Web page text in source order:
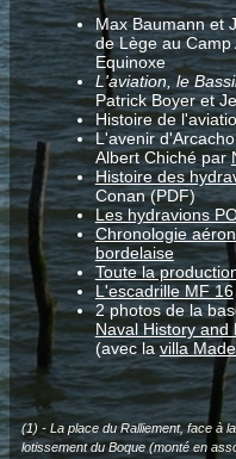
Max Baumann et
de Lège au Camp
Equinoxe
L'aviation, le
Patrick Boyer et
Histoire de
L'avenir
Albert Chiché par
Histoire des
Conan (PDF)
Les hydravions
Chronologie
bordelaise
Toute la
L'escadrille MF 16
2 photos de la
Naval History and
(avec lavilla
(1) - La place du Ralliement, face à
lotissement du Boque (monté en